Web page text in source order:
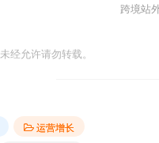
跨境站
经允许请勿转载。
运营增长